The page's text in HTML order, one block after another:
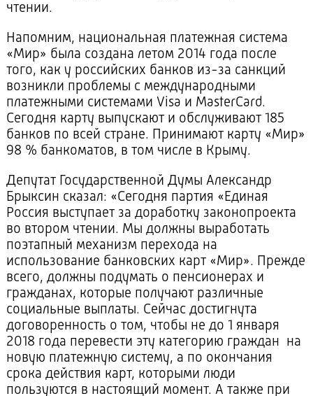
чтении.
Напомним, национальная платежная система
«Мир» была создана летом 2014 года после
того, как у российских банков из-за санкций
возникли проблемы с международными
платежными системами Visa и MasterCard.
Сегодня карту выпускают и обслуживают 185
банков по всей стране. Принимают карту «Мир»
98 % банкоматов, в том числе в Крыму.
Депутат Государственной Думы Александр
Брыксин сказал: «Сегодня партия «Единая
Россия выступает за доработку законопроекта
во втором чтении. Мы должны выработать
поэтапный механизм перехода на
использование банковских карт «Мир». Прежде
всего, должны подумать о пенсионерах и
гражданах, которые получают различные
социальные выплаты. Сейчас достигнута
договоренность о том, чтобы не до 1 января
2018 года перевести эту категорию граждан на
новую платежную систему, а по окончания
срока действия карт, которыми люди
пользуются в настоящий момент. А также при